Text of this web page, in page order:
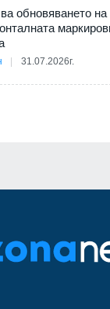
обновяването на
31.07.2026г.